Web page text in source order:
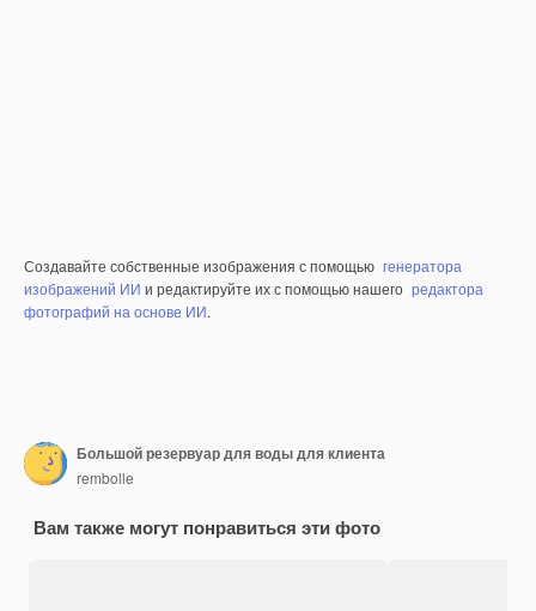
Создавайте собственные изображения с помощью генератора
изображений ИИ и редактируйте их с помощью нашего редактора
фотографий на основе ИИ.
Большой резервуар для воды для клиента
rembolle
Вам также могут понравиться эти фото